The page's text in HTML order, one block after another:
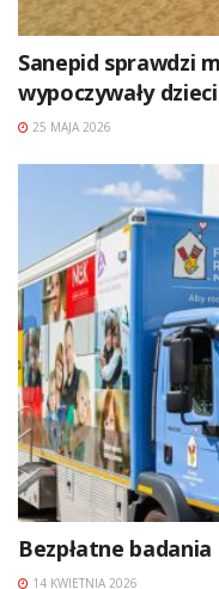
Sanepid sprawdzi
wypoczywały dzieci
25 MAJA 2026
Bezpłatne
14 KWIETNIA 2026